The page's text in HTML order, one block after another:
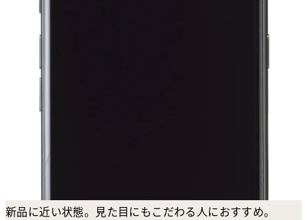
新品に近い状態。見た目にもこだわる人におすすめ。